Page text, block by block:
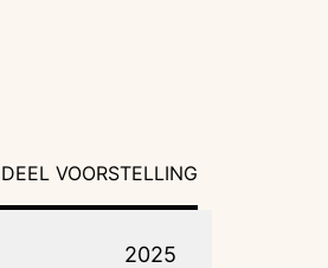
DEEL VOORSTELLING
2025